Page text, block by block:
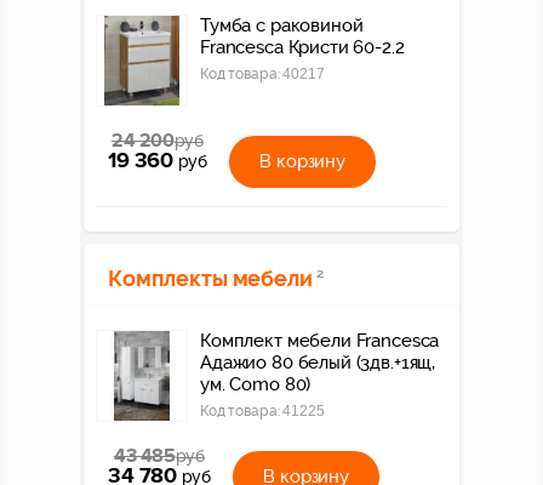
Тумба с раковиной
Francesca Кристи 60-2.2
Код товара:40217
24 200руб
19 360 руб В корзину
Комплекты мебели 2
Комплект мебели Francesca
Адажио 80 белый (3дв.+1ящ,
ум. Como 80)
Код товара:41225
43 485руб
34 780 руб В корзину